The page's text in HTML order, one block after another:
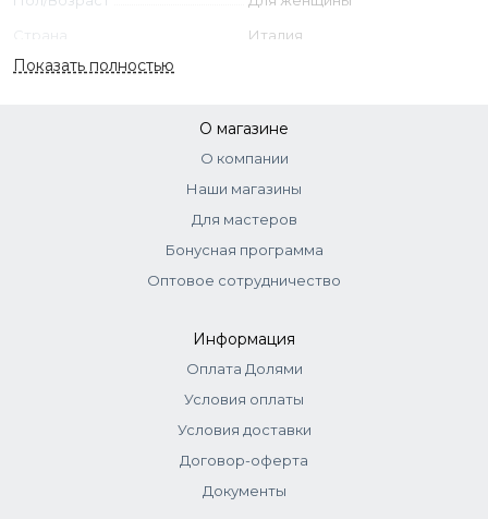
Herbaceum Seed Oil, Hydrolyzed Collagen, Sapphire
Powder, Polyamide-2, Hydrolyzed Elastin, Pentylene Glycol.
Италия
Показать полностью
О магазине
О компании
Наши магазины
Для мастеров
Бонусная программа
Оптовое сотрудничество
Информация
Оплата Долями
Условия оплаты
Условия доставки
Договор-оферта
Документы